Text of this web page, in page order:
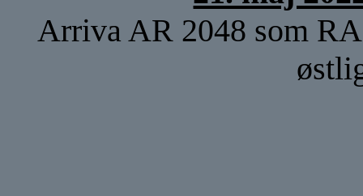
Arriva AR 2048 som